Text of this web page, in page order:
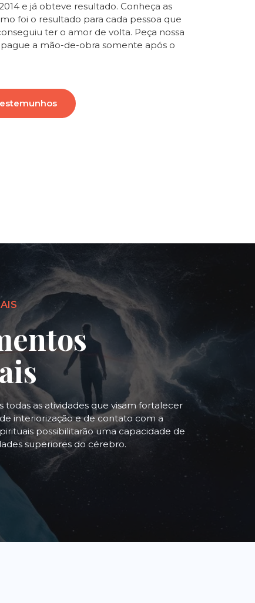
e já obteve resultado. Conheça as
foi o resultado para cada pessoa que
ter o amor de volta. Peça nossa
a mão-de-obra somente após o
todas as atividades que visam fortalecer
interiorização e de contato com a
possibilitarão uma capacidade de
superiores do cérebro.